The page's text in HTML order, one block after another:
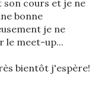
son cours et je ne
bonne
je ne
le meet-up...
bientôt j'espère!